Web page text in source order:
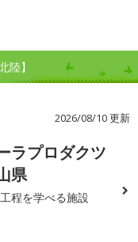
陸】
2026/08/10 更新
ラプロダクツ
県
程を学べる施設